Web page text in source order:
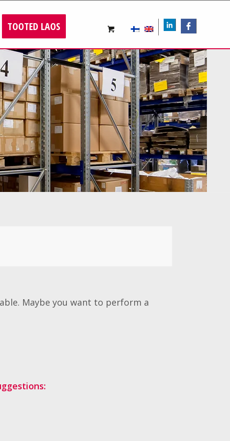
FB
LIn
TOOTED LAOS
Maybe you want to perform a